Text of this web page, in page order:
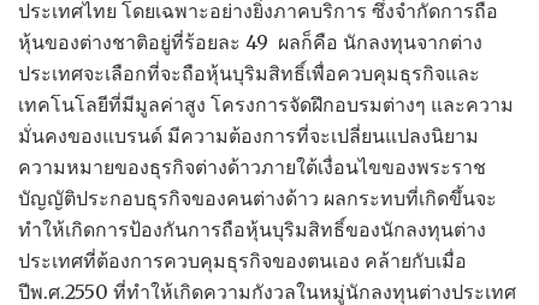
ประเทศไทย โดยเฉพาะอย่างยิ่งภาคบริการ ซึ่งจำกัดการถือ
หุ้นของต่างชาติอยู่ที่ร้อยละ 49 ผลก็คือ นักลงทุนจากต่าง
ประเทศจะเลือกที่จะถือหุ้นบุริมสิทธิ์เพื่อควบคุมธุรกิจและ
เทคโนโลยีที่มีมูลค่าสูง โครงการจัดฝึกอบรมต่างๆ และความ
มั่นคงของแบรนด์ มีความต้องการที่จะเปลี่ยนแปลงนิยาม
ความหมายของธุรกิจต่างด้าวภายใต้เงื่อนไขของพระราช
บัญญัติประกอบธุรกิจของคนต่างด้าว ผลกระทบที่เกิดขึ้นจะ
ทำให้เกิดการป้องกันการถือหุ้นบุริมสิทธิ์ของนักลงทุนต่าง
ประเทศที่ต้องการควบคุมธุรกิจของตนเอง คล้ายกับเมื่อ
ปีพ.ศ.2550 ที่ทำให้เกิดความกังวลในหมู่นักลงทุนต่างประเทศ